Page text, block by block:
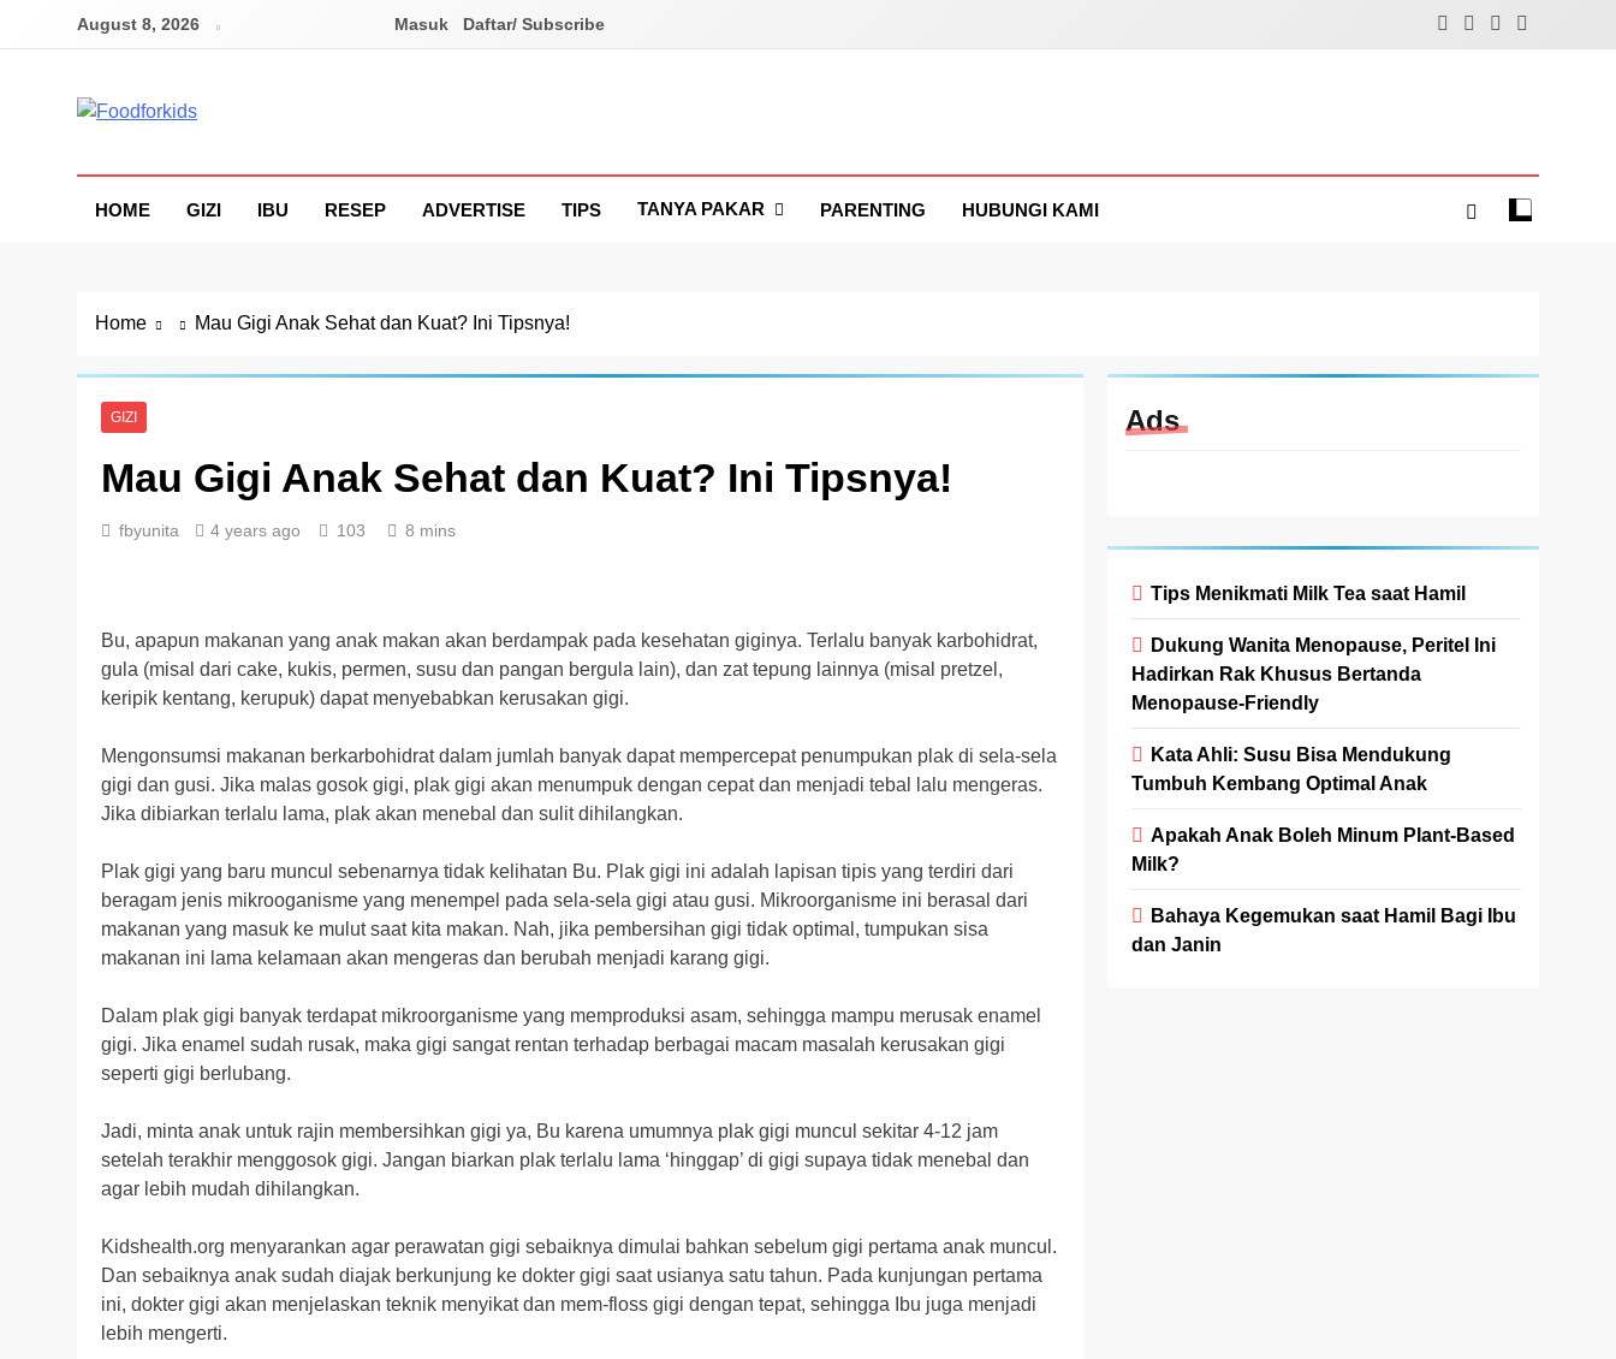
August 8, 2026 Masuk Daftar/ Subscribe
HOME GIZI IBU RESEP ADVERTISE TIPS TANYA PAKAR PARENTING HUBUNGI KAMI
Home Mau Gigi Anak Sehat dan Kuat? Ini Tipsnya!
GIZI
Mau Gigi Anak Sehat dan Kuat? Ini Tipsnya!
fbyunita 4 years ago 103 8 mins
Bu, apapun makanan yang anak makan akan berdampak pada kesehatan giginya. Terlalu banyak karbohidrat,
gula (misal dari cake, kukis, permen, susu dan pangan bergula lain), dan zat tepung lainnya (misal pretzel,
keripik kentang, kerupuk) dapat menyebabkan kerusakan gigi.
Mengonsumsi makanan berkarbohidrat dalam jumlah banyak dapat mempercepat penumpukan plak di sela-sela
gigi dan gusi. Jika malas gosok gigi, plak gigi akan menumpuk dengan cepat dan menjadi tebal lalu mengeras.
Jika dibiarkan terlalu lama, plak akan menebal dan sulit dihilangkan.
Plak gigi yang baru muncul sebenarnya tidak kelihatan Bu. Plak gigi ini adalah lapisan tipis yang terdiri dari
beragam jenis mikrooganisme yang menempel pada sela-sela gigi atau gusi. Mikroorganisme ini berasal dari
makanan yang masuk ke mulut saat kita makan. Nah, jika pembersihan gigi tidak optimal, tumpukan sisa
makanan ini lama kelamaan akan mengeras dan berubah menjadi karang gigi.
Dalam plak gigi banyak terdapat mikroorganisme yang memproduksi asam, sehingga mampu merusak enamel
gigi. Jika enamel sudah rusak, maka gigi sangat rentan terhadap berbagai macam masalah kerusakan gigi
seperti gigi berlubang.
Jadi, minta anak untuk rajin membersihkan gigi ya, Bu karena umumnya plak gigi muncul sekitar 4-12 jam
setelah terakhir menggosok gigi. Jangan biarkan plak terlalu lama ‘hinggap’ di gigi supaya tidak menebal dan
agar lebih mudah dihilangkan.
Kidshealth.org menyarankan agar perawatan gigi sebaiknya dimulai bahkan sebelum gigi pertama anak muncul.
Dan sebaiknya anak sudah diajak berkunjung ke dokter gigi saat usianya satu tahun. Pada kunjungan pertama
ini, dokter gigi akan menjelaskan teknik menyikat dan mem-floss gigi dengan tepat, sehingga Ibu juga menjadi
lebih mengerti.
Ads
Tips Menikmati Milk Tea saat Hamil
Dukung Wanita Menopause, Peritel Ini
Hadirkan Rak Khusus Bertanda
Menopause-Friendly
Kata Ahli: Susu Bisa Mendukung
Tumbuh Kembang Optimal Anak
Apakah Anak Boleh Minum Plant-Based
Milk?
Bahaya Kegemukan saat Hamil Bagi Ibu
dan Janin